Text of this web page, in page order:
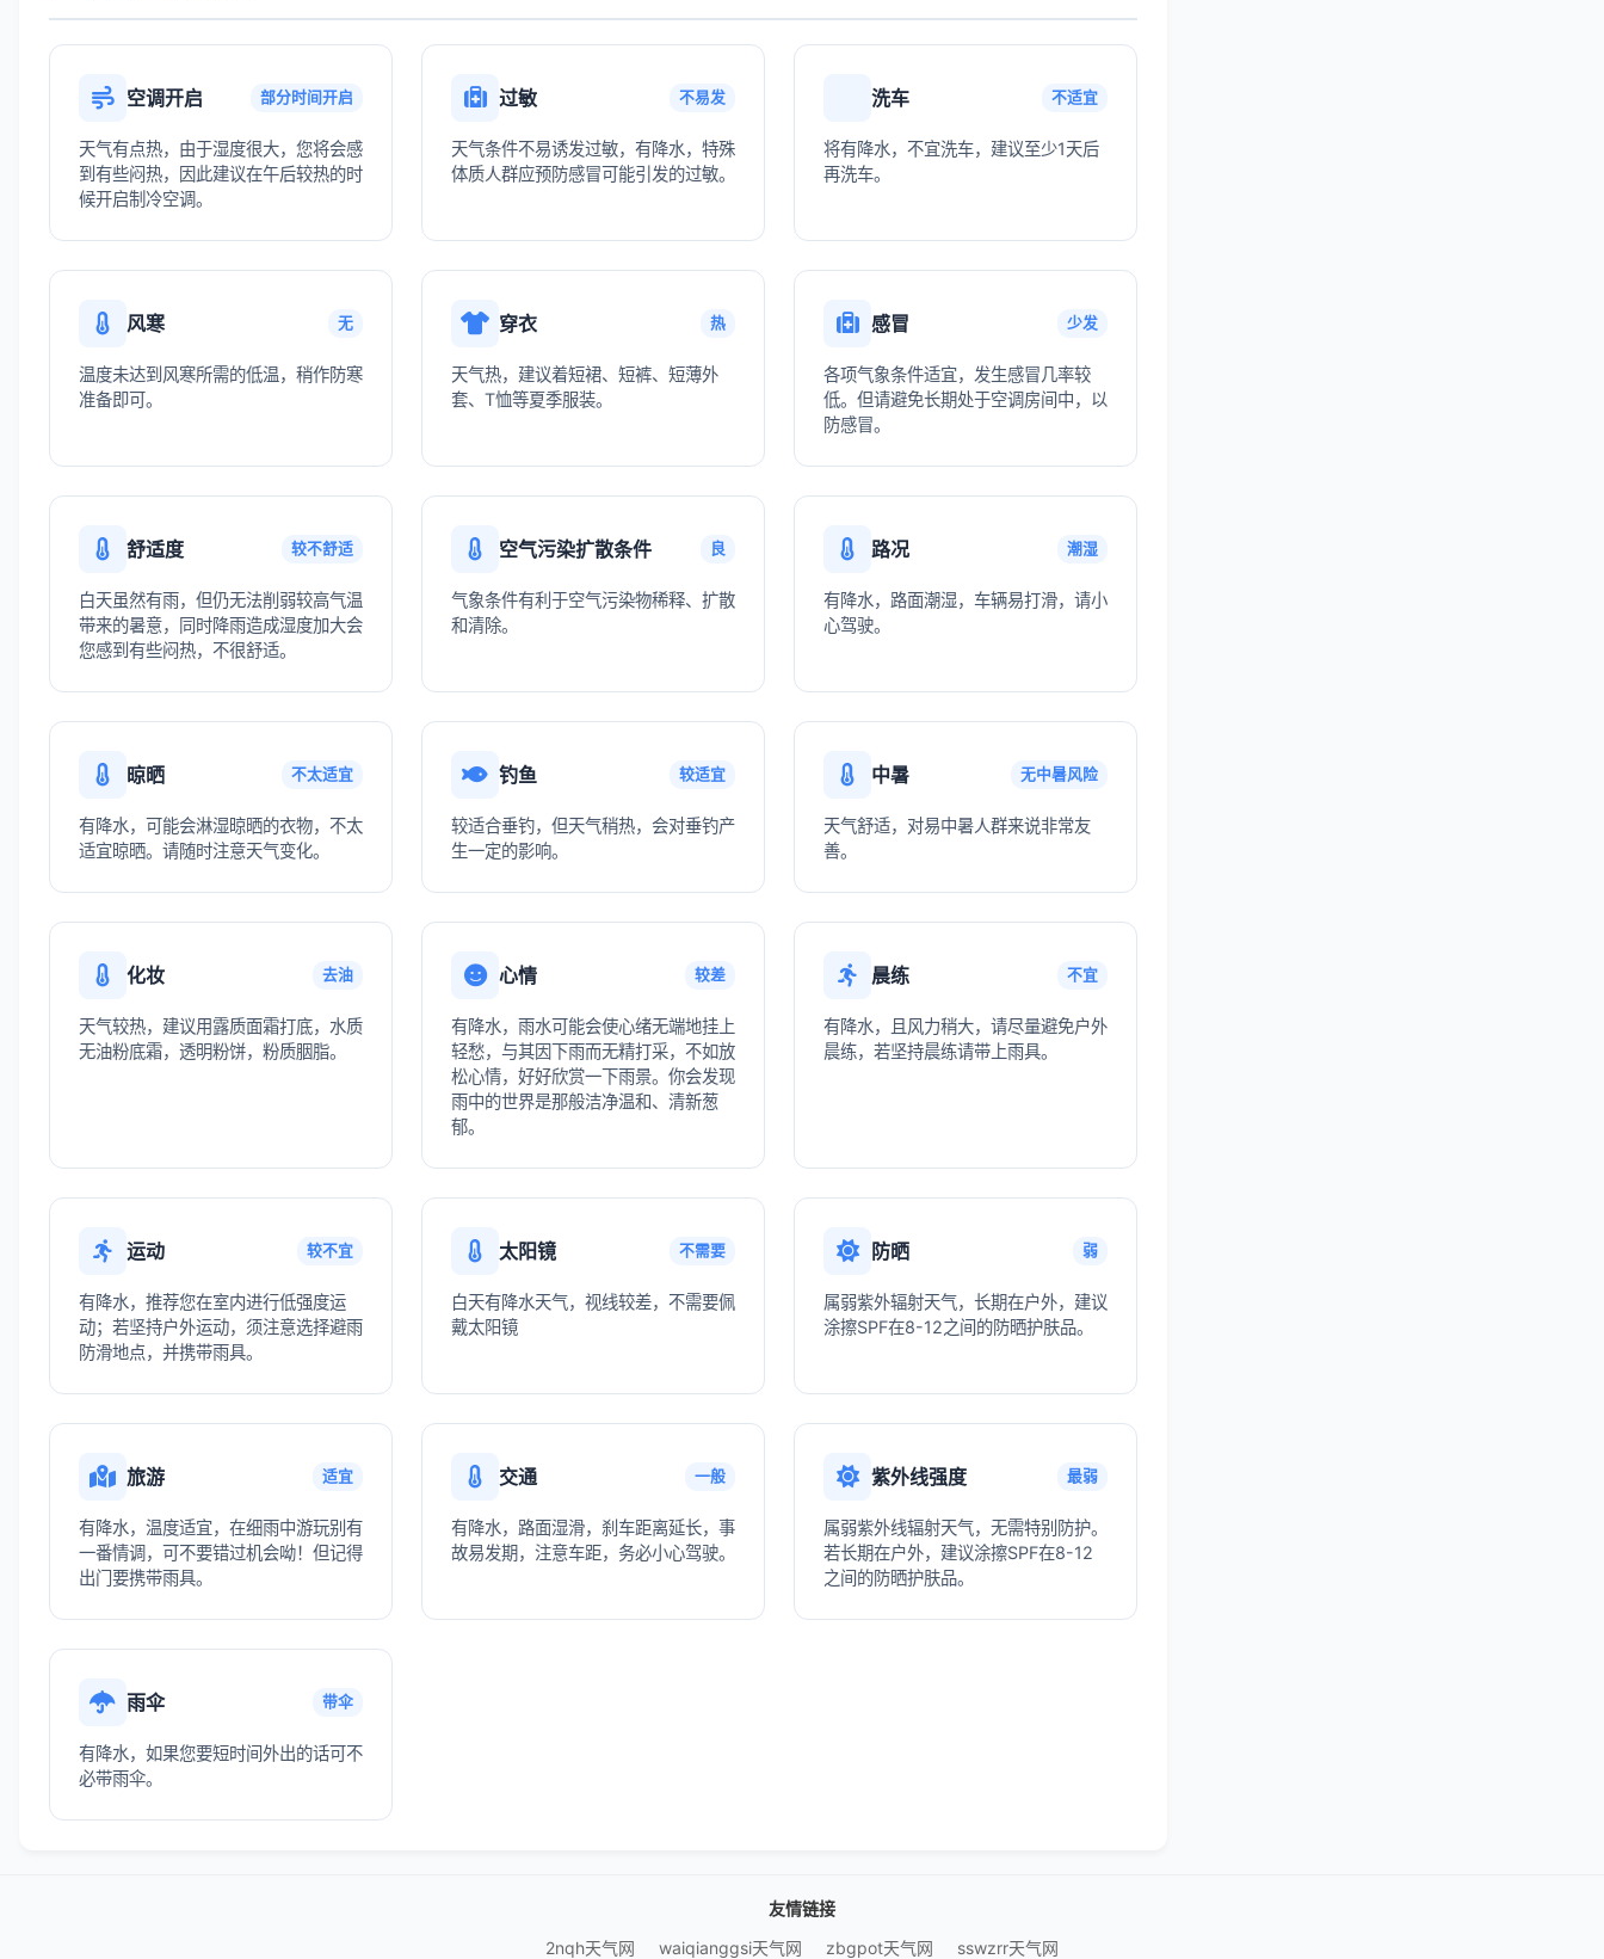
空调开启 部分时间开启
天气有点热，由于湿度很大，您将会感
到有些闷热，因此建议在午后较热的时
候开启制冷空调。
过敏 不易发
天气条件不易诱发过敏，有降水，特殊
体质人群应预防感冒可能引发的过敏。
洗车 不适宜
将有降水，不宜洗车，建议至少1天后
再洗车。
风寒 无
温度未达到风寒所需的低温，稍作防寒
准备即可。
穿衣 热
天气热，建议着短裙、短裤、短薄外
套、T恤等夏季服装。
感冒 少发
各项气象条件适宜，发生感冒几率较
低。但请避免长期处于空调房间中，以
防感冒。
舒适度 较不舒适
白天虽然有雨，但仍无法削弱较高气温
带来的暑意，同时降雨造成湿度加大会
您感到有些闷热，不很舒适。
空气污染扩散条件 良
气象条件有利于空气污染物稀释、扩散
和清除。
路况 潮湿
有降水，路面潮湿，车辆易打滑，请小
心驾驶。
晾晒 不太适宜
有降水，可能会淋湿晾晒的衣物，不太
适宜晾晒。请随时注意天气变化。
钓鱼 较适宜
较适合垂钓，但天气稍热，会对垂钓产
生一定的影响。
中暑 无中暑风险
天气舒适，对易中暑人群来说非常友
善。
化妆 去油
天气较热，建议用露质面霜打底，水质
无油粉底霜，透明粉饼，粉质胭脂。
心情 较差
有降水，雨水可能会使心绪无端地挂上
轻愁，与其因下雨而无精打采，不如放
松心情，好好欣赏一下雨景。你会发现
雨中的世界是那般洁净温和、清新葱
郁。
晨练 不宜
有降水，且风力稍大，请尽量避免户外
晨练，若坚持晨练请带上雨具。
运动 较不宜
有降水，推荐您在室内进行低强度运
动；若坚持户外运动，须注意选择避雨
防滑地点，并携带雨具。
太阳镜 不需要
白天有降水天气，视线较差，不需要佩
戴太阳镜
防晒 弱
属弱紫外辐射天气，长期在户外，建议
涂擦SPF在8-12之间的防晒护肤品。
旅游 适宜
有降水，温度适宜，在细雨中游玩别有
一番情调，可不要错过机会呦！但记得
出门要携带雨具。
交通 一般
有降水，路面湿滑，刹车距离延长，事
故易发期，注意车距，务必小心驾驶。
紫外线强度 最弱
属弱紫外线辐射天气，无需特别防护。
若长期在户外，建议涂擦SPF在8-12
之间的防晒护肤品。
雨伞 带伞
有降水，如果您要短时间外出的话可不
必带雨伞。
友情链接
2nqh天气网
waiqianggsi天气网 zbgpot天气网 sswzrr天气网